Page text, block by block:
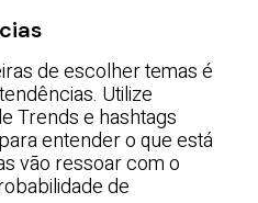
de escolher temas é
Utilize
Trends e hashtags
entender o que está
vão ressoar com o
de